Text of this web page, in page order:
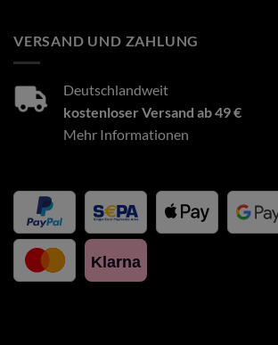
VERSAND UND ZAHLUNG
Deutschlandweit
kostenloser Versand ab 49 €
Mehr Informationen
Klarna